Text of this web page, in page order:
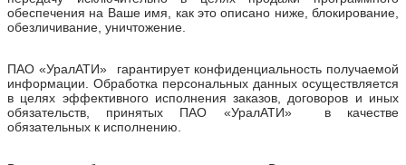
обеспечения на Ваше имя, как это описано ниже, блокирование,
обезличивание, уничтожение.
ПАО «УралАТИ» гарантирует конфиденциальность получаемой
информации. Обработка персональных данных осуществляется
в целях эффективного исполнения заказов, договоров и иных
обязательств, принятых ПАО «УралАТИ» в качестве
обязательных к исполнению.